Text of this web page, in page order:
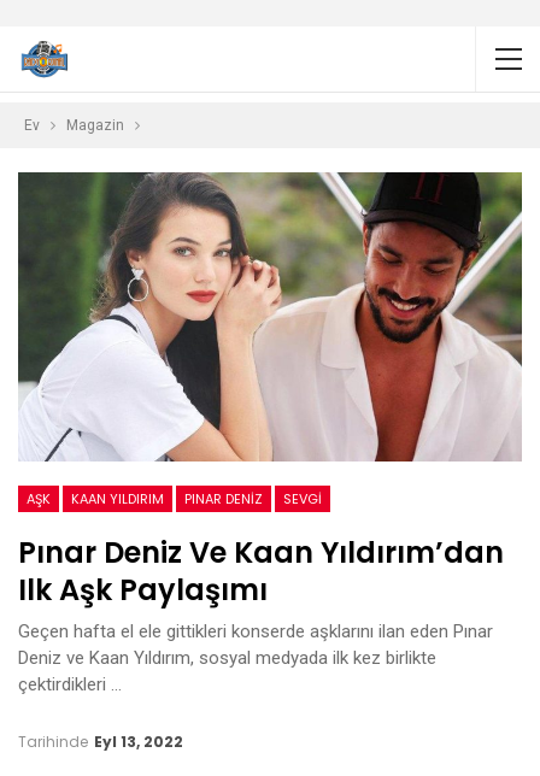
Ev Magazin
AŞK KAAN YILDIRIM PINAR DENIZ SEVGI
Pınar Deniz Ve Kaan Yıldırım’dan
Ilk Aşk Paylaşımı
Geçen hafta el ele gittikleri konserde aşklarını ilan eden Pınar
Deniz ve Kaan Yıldırım, sosyal medyada ilk kez birlikte
çektirdikleri …
Tarihinde Eyl 13, 2022